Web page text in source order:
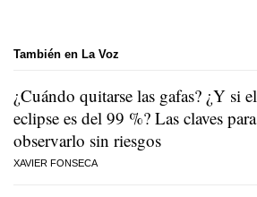
También en La Voz
¿Cuándo quitarse las gafas? ¿Y si el
eclipse es del 99 %? Las claves para
observarlo sin riesgos
XAVIER FONSECA